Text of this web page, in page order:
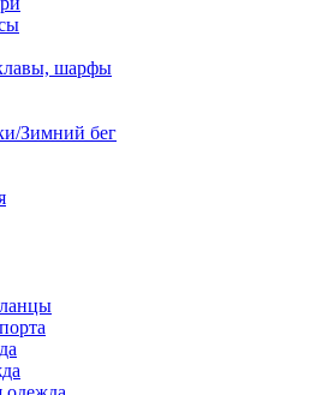
шарфы
Зимний бег